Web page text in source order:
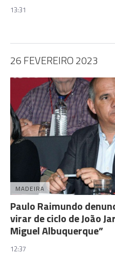
13:31
26 FEVEREIRO 2023
MADEIRA
Paulo Raimundo
virar de ciclo de João
Miguel Albuquerque”
12:37